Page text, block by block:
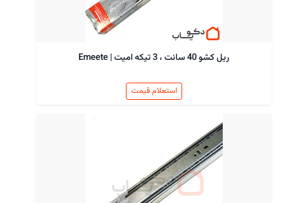
ریل کشو 40 سانت ، 3 تیکه امیت | Emeete
استعلام قیمت